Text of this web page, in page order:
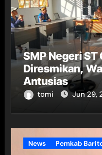
SMP Negeri ST
Diresmikan,
Antusias
tomi Jun 29,
News Pemkab